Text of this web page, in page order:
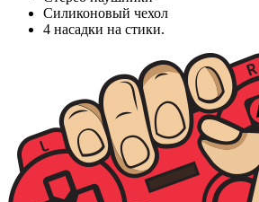
Силиконовый чехол
4 насадки на стики.